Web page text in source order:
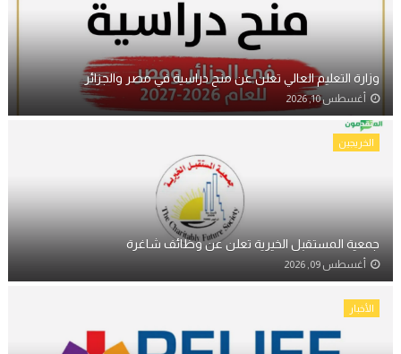
وزارة التعليم العالي تعلن عن منح دراسية في مصر والجزائر
أغسطس 10, 2026
الخريجين
جمعية المستقبل الخيرية تعلن عن وظائف شاغرة
أغسطس 09, 2026
الأخبار